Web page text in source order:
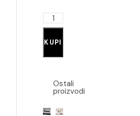
KUPI
Ostali
proizvodi